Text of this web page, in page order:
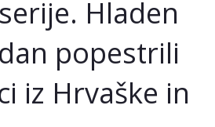
Hladen
popestrili
iz Hrvaške in